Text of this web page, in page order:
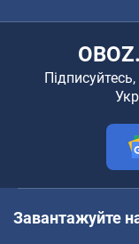
Завантажуйте